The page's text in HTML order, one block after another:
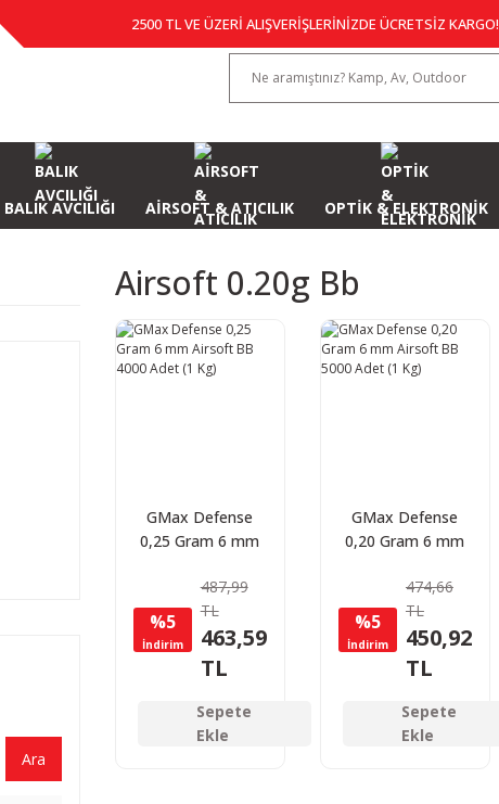
2500 TL VE ÜZERİ ALIŞVERİŞLERİNİZDE ÜCRETSİZ KARGO!
BALIK AVCILIĞI AİRSOFT & ATICILIK OPTİK & ELEKTRONİK
Ara
Airsoft 0.20g Bb
GMax Defense
0,25 Gram 6 mm
Adet (1 Kg)
%5
İndirim
487,99
TL
463,59
TL
Sepete
Ekle
GMax Defense
0,20 Gram 6 mm
Adet (1 Kg)
%5
İndirim
474,66
TL
450,92
TL
Sepete
Ekle